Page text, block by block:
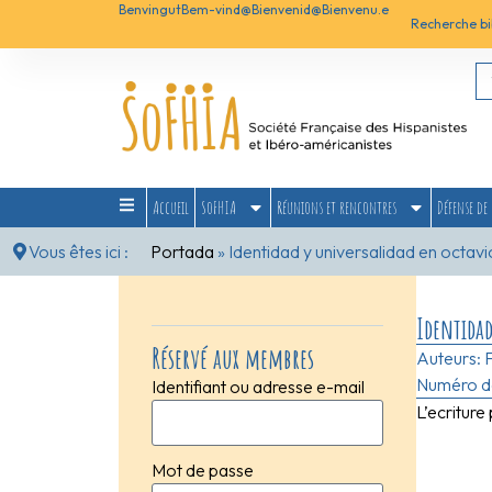
BenvingutBem-vind@Bienvenid@Bienvenu.e
Recherche
Accueil SoFHIA Réunions et rencontres
Défense
Vous êtes ici :
Portada » Identidad y universalidad en
Réservé aux membres
Identifiant ou adresse e-mail
Mot de passe
Auteurs:
Numéro